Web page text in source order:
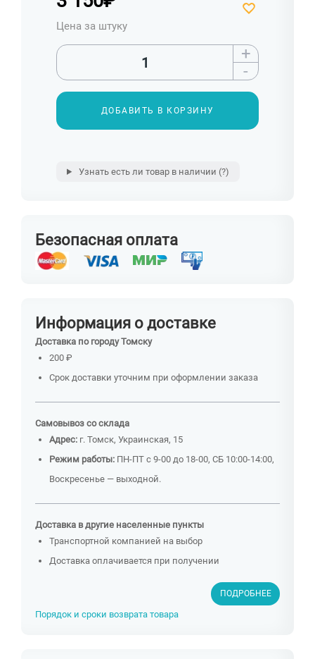
Цена за штуку
+
-
ДОБАВИТЬ В КОРЗИНУ
Узнать есть ли товар в наличии (?)
Безопасная оплата
Информация о доставке
Доставка по городу Томску
200 ₽
Срок доставки уточним при оформлении заказа
Самовывоз со склада
Адрес: г. Томск, Украинская, 15
Режим работы: ПН-ПТ с 9-00 до 18-00, СБ 10:00-14:00,
Воскресенье — выходной.
Доставка в другие населенные пункты
Транспортной компанией на выбор
Доставка оплачивается при получении
ПОДРОБНЕЕ
Порядок и сроки возврата товара